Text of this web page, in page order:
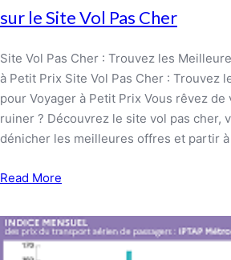
sur le Site Vol Pas Cher
Site Vol Pas Cher : Trouvez les
à Petit Prix Site Vol Pas Cher : Trouvez
pour Voyager à Petit Prix Vous rêvez de
ruiner ? Découvrez le site vol pas cher,
dénicher les meilleures offres et partir
Read More